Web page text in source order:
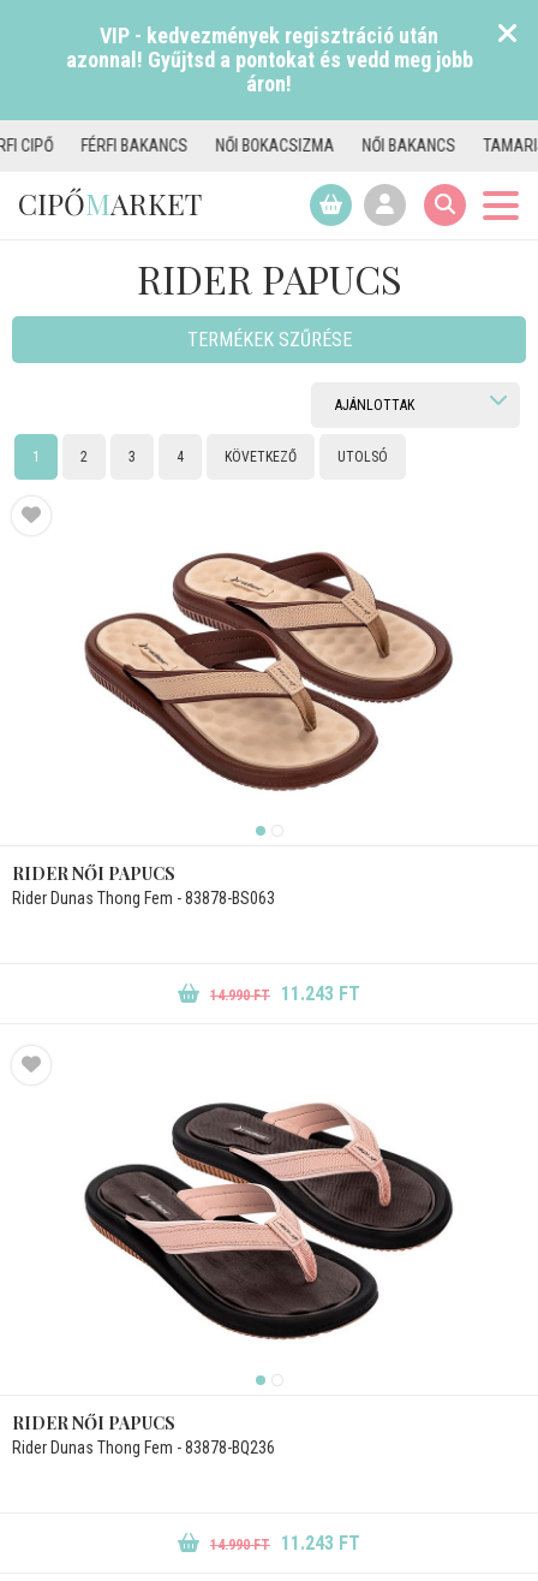
VIP - kedvezmények regisztráció után
azonnal! Gyűjtsd a pontokat és vedd meg jobb
áron!
NŐI BOKACSIZMA NŐI BAKANCS TAMARIS CSIZMA NŐI
CIPŐMARKET
RIDER PAPUCS
TERMÉKEK SZŰRÉSE
1 2 3 4 KÖVETKEZŐ UTOLSÓ
RIDER NŐI PAPUCS
Rider Dunas Thong Fem - 83878-BS063
14.990 FT 11.243 FT
RIDER NŐI PAPUCS
Rider Dunas Thong Fem - 83878-BQ236
14.990 FT 11.243 FT